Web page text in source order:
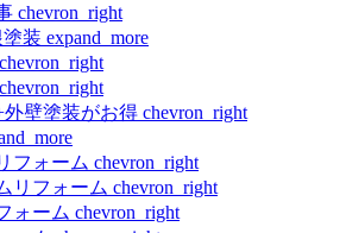
chevron_right
装 expand_more
chevron_right
chevron_right
外壁塗装がお得 chevron_right
フォーム chevron_right
リフォーム chevron_right
ォーム chevron_right